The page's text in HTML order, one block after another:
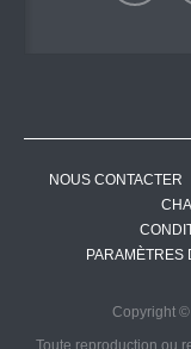
NOUS CONTACTER
PARAMÈTRES
Copyright
Toute reproduction ou